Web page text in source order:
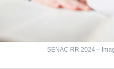
SENAC RR 2024 –